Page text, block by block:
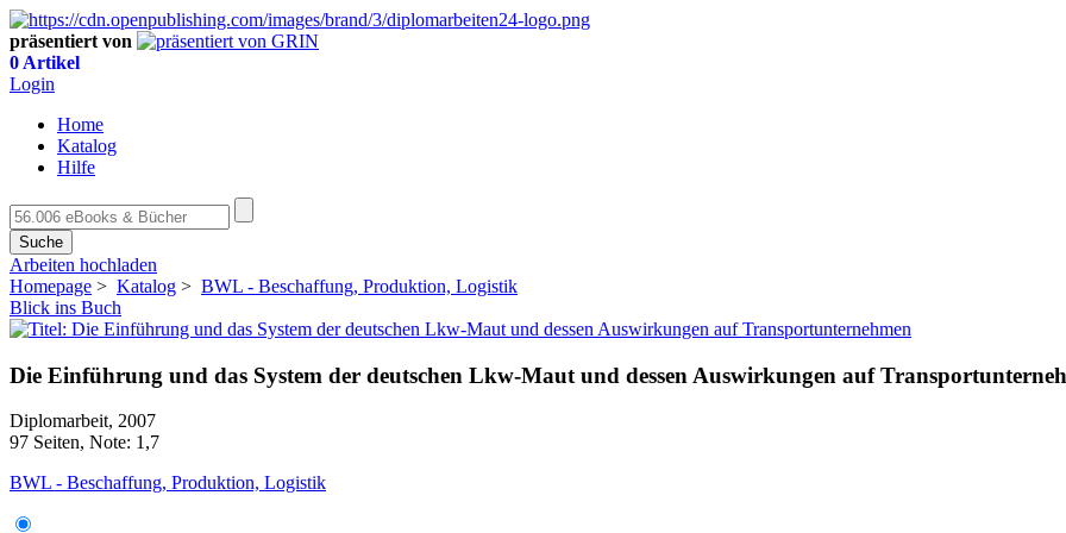
präsentiert von
0 Artikel
Login
Home
Katalog
Hilfe
Suche
Arbeiten hochladen
Homepage > Katalog > BWL - Beschaffung, Produktion, Logistik
Blick ins Buch
Die Einführung und das System der deutschen Lkw-Maut und dessen Auswirkungen auf
Diplomarbeit, 2007
97 Seiten, Note: 1,7
BWL - Beschaffung, Produktion, Logistik